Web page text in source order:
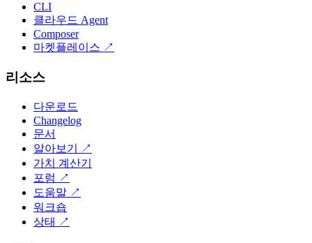
CLI
클라우드 Agent
Composer
마켓플레이스 ↗
리소스
다운로드
Changelog
문서
알아보기
↗
가치 계산기
포럼 ↗
도움말 ↗
워크숍
상태 ↗